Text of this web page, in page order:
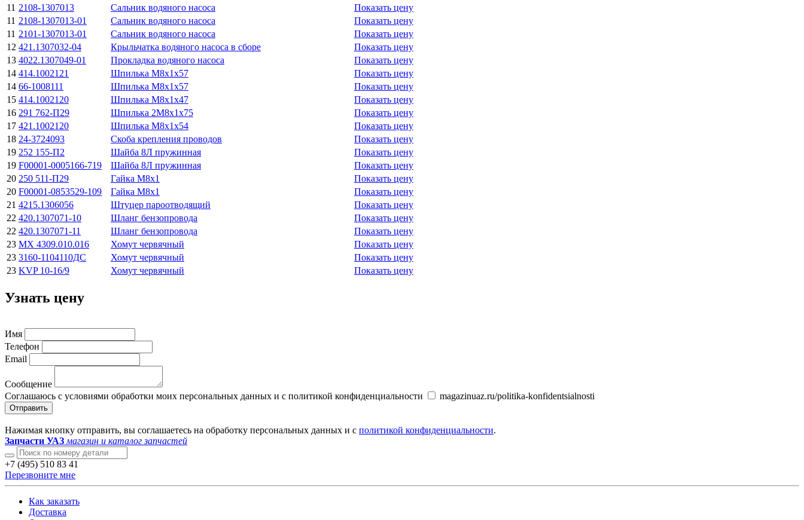
11 2108-1307013 Сальник водяного насоса
Показать цену
11 2108-1307013-01 Сальник водяного насоса
Показать цену
11 2101-1307013-01 Сальник водяного насоса
Показать цену
12 421.1307032-04 Крыльчатка водяного насоса в сборе
Показать цену
13 4022.1307049-01 Прокладка водяного насоса
Показать цену
14 414.1002121 Шпилька М8х1х57
Показать цену
14 66-1008111 Шпилька М8х1х57
Показать цену
15 414.1002120 Шпилька М8х1х47
Показать цену
16 291 762-П29 Шпилька 2М8х1х75
Показать цену
17 421.1002120 Шпилька М8х1х54
Показать цену
18 24-3724093 Скоба крепления проводов
Показать цену
19 252 155-П2 Шайба 8Л пружинная
Показать цену
19 F00001-0005166-719 Шайба 8Л пружинная
Показать цену
20 250 511-П29 Гайка М8х1
Показать цену
20 F00001-0853529-109 Гайка М8х1
Показать цену
21 4215.1306056 Штуцер пароотводящий
Показать цену
22 420.1307071-10 Шланг бензопровода
Показать цену
22 420.1307071-11 Шланг бензопровода
Показать цену
23 МХ 4309.010.016 Хомут червячный
Показать цену
23 3160-1104110ДС Хомут червячный
Показать цену
23 KVP 10-16/9 Хомут червячный Показать цену
Узнать цену
Имя
Телефон
Email
Сообщение
Соглашаюсь с условиями обработки моих персональных данных и с политикой конфиденциальности
magazinuaz.ru/politika-konfidentsialnosti
Отправить
Нажимая кнопку отправить, вы соглашаетесь на обработку персональных данных и с политикой конфиденциальности.
Запчасти УАЗ магазин и каталог запчастей
+7 (495) 510 83 41
Перезвоните мне
Как заказать
Доставка